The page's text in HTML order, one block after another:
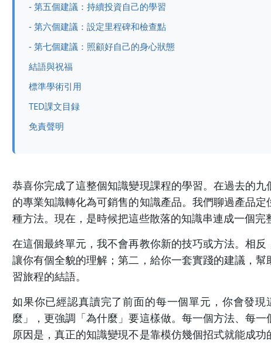
- 第五個建議：持續投資自己的學習
- 第六個建議：設定里程碑和檢查點
- 第七個建議：照顧好自己的身心狀態
結語與祝福
標準學術引用
TED課文目録
免責聲明
恭喜你完成了這整個知識變現課程的學習。在過去的
的專業知識轉化為可銷售的知識產品。我們聊過產品
種方法。現在，是時候把這些散落的知識串連成一個完
在這個最終單元，我不會再教你新的技巧或方法。相
讓你有個全貌的理解；第二，給你一套實踐的建議，
習旅程的結語。
如果你已經認真讀完了前面的每一個單元，你會發
麼」，更強調「為什麼」要這樣做。每一個方法、每
原因是，真正的知識變現不是靠模仿幾個招式就能成